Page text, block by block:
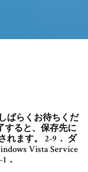
ばらくお待ちくだ
すると、保存先に
れます。 2-9． ダ
Vista Service
．